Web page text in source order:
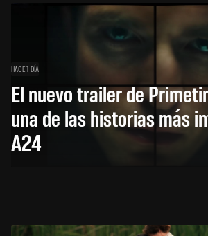
HACE 1 DÍA
El nuevo trailer de
una de las historias más
A24